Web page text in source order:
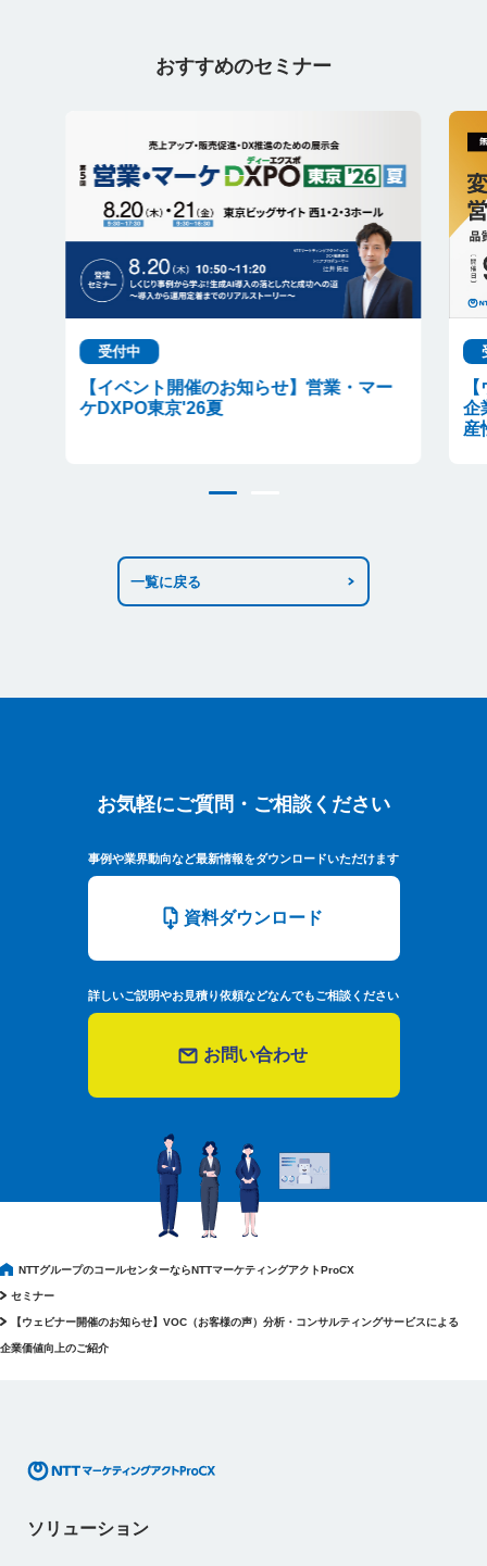
おすすめのセミナー
受付中
【イベント開催のお知らせ】営業・マー
ケDXPO東京'26夏
企
産
一覧に戻る
お気軽にご質問・ご相談ください
お気軽にご質問・ご相談ください
事例や業界動向など最新情報をダウンロードいただけます
資料ダウンロード
詳しいご説明やお見積り依頼などなんでもご相談ください
お問い合わせ
NTTグループのコールセンターならNTTマーケティングアクトProCX
セミナー
【ウェビナー開催のお知らせ】VOC（お客様の声）分析・コンサルティングサービスによる
企業価値向上のご紹介
ソリューション